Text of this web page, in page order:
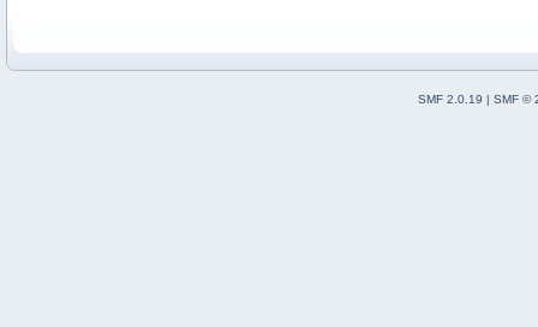
SMF 2.0.19
SMF ©